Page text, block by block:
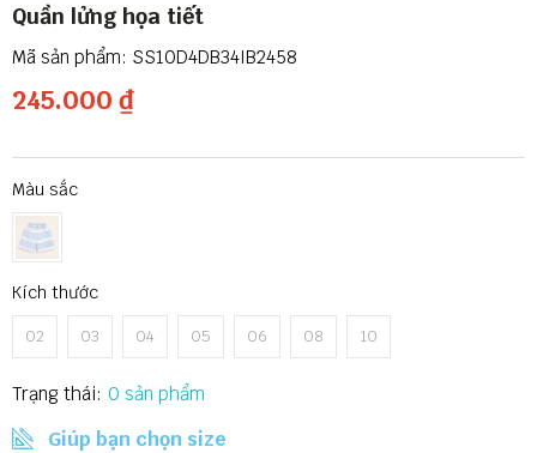
Quần lửng họa tiết
245.000 ₫
Màu sắc
Kích thước
02 03 04 05 06 08 10
Giúp bạn chọn size
SS10D4DB34IB2458
Trạng thái: 0